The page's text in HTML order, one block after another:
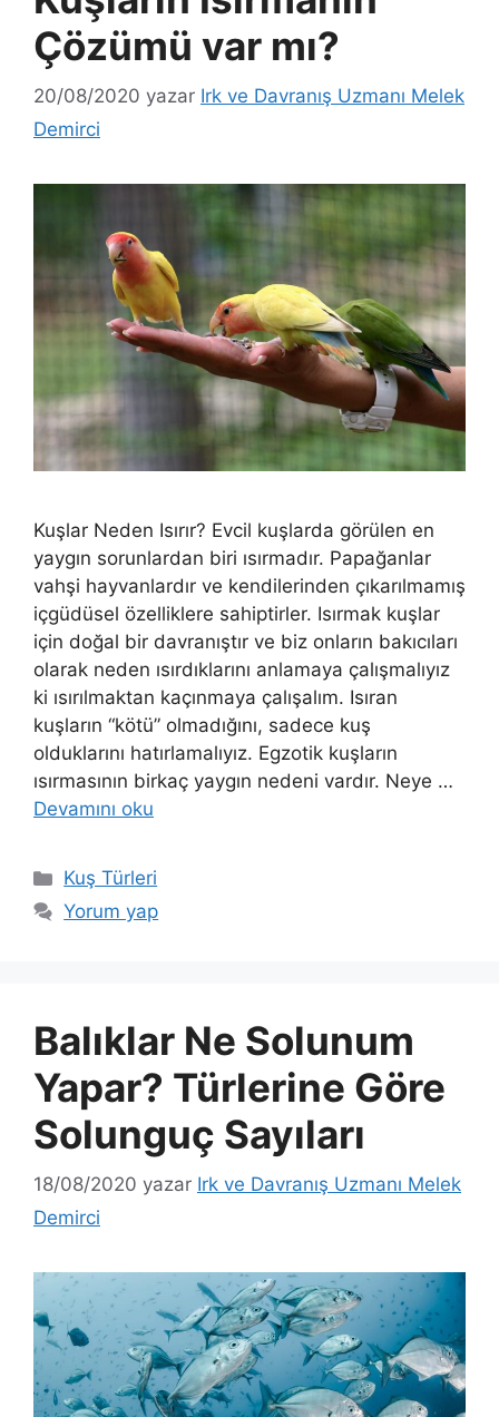
Çözümü var mı?
20/08/2020 yazar Irk ve Davranış Uzmanı Melek
Demirci
Kuşlar Neden Isırır? Evcil kuşlarda görülen en
yaygın sorunlardan biri ısırmadır. Papağanlar
vahşi hayvanlardır ve kendilerinden çıkarılmamış
içgüdüsel özelliklere sahiptirler. Isırmak kuşlar
için doğal bir davranıştır ve biz onların bakıcıları
olarak neden ısırdıklarını anlamaya çalışmalıyız
ki ısırılmaktan kaçınmaya çalışalım. Isıran
kuşların “kötü” olmadığını, sadece kuş
olduklarını hatırlamalıyız. Egzotik kuşların
ısırmasının birkaç yaygın nedeni vardır. Neye …
Devamını oku
Kategoriler
Kuş Türleri
Yorum yap
Balıklar Ne Solunum
Yapar? Türlerine Göre
Solunguç Sayıları
18/08/2020 yazar Irk ve Davranış Uzmanı Melek
Demirci